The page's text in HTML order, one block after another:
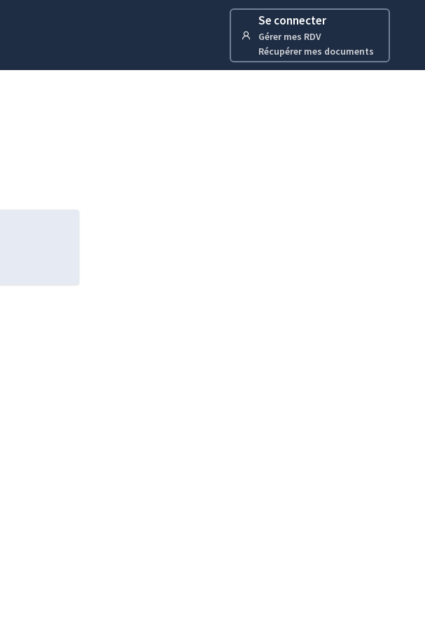
Se connecter
Gérer mes RDV
Récupérer mes documents